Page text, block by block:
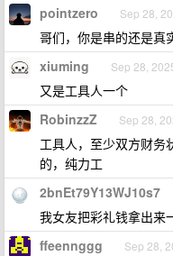
pointzero Sep 28,
哥们，你是串的还是真
xiuming Sep 28,
又是工具人一个
RobinzzZ Sep 28,
工具人，至少双方财务
的，纯力工
2bnEt79Y13WJ10s7
我女友把彩礼钱拿出来
ffeennggg Sep 28,